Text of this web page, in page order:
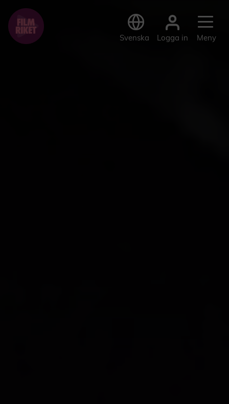
Svenska Logga in Meny